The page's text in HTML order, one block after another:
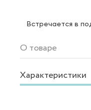
Встречается в
О товаре
Характеристики